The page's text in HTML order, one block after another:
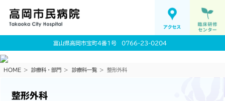
富山県高岡市宝町4番1号 0766-23-0204
HOME 診療科・部門 診療科一覧 整形外科
整形外科